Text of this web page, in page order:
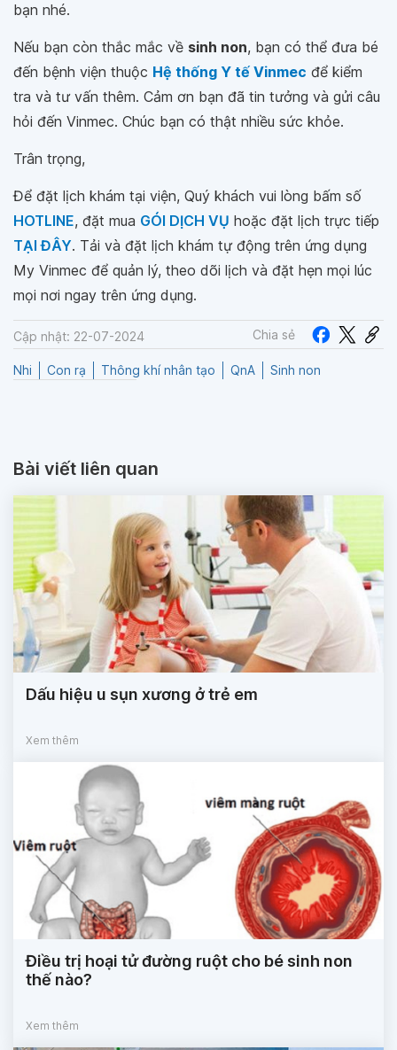
bạn nhé.
Nếu bạn còn thắc mắc về sinh non, bạn có thể đưa bé
đến bệnh viện thuộc Hệ thống Y tế Vinmec để kiểm
tra và tư vấn thêm. Cảm ơn bạn đã tin tưởng và gửi câu
hỏi đến Vinmec. Chúc bạn có thật nhiều sức khỏe.
Trân trọng,
Để đặt lịch khám tại viện, Quý khách vui lòng bấm số
HOTLINE, đặt mua GÓI DỊCH VỤ hoặc đặt lịch trực tiếp
TẠI ĐÂY. Tải và đặt lịch khám tự động trên ứng dụng
My Vinmec để quản lý, theo dõi lịch và đặt hẹn mọi lúc
mọi nơi ngay trên ứng dụng.
Cập nhật: 22-07-2024 Chia sẻ
Nhi Con rạ Thông khí nhân tạo QnA Sinh non
Bài viết liên quan
Dấu hiệu u sụn xương ở trẻ em
Xem thêm
Điều trị hoại tử đường ruột cho bé sinh non
thế nào?
Xem thêm